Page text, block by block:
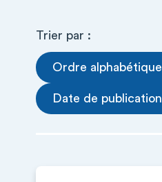
Trier par :
Ordre alphabétique
Date de publication